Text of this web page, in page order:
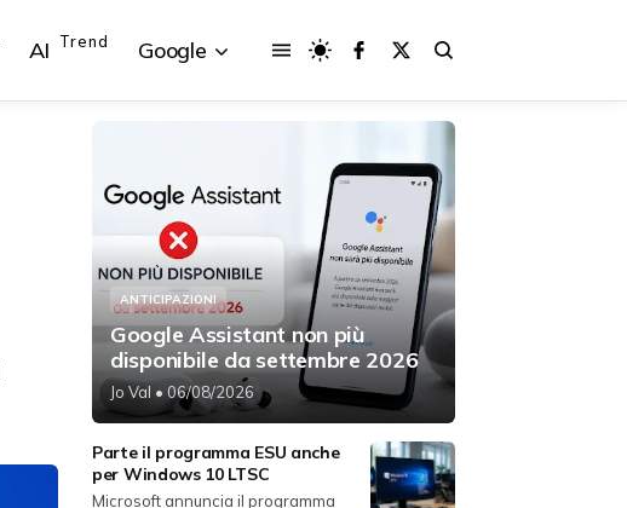
{{POSTS[3].LABEL}}
{{posts[3].title}}
AI Trend Google
{{POSTS[3].LABEL}}
{{posts[3].title}}
ANTICIPAZIONI
Google Assistant non più
disponibile da settembre 2026
Jo Val • 06/08/2026
Parte il programma ESU anche
per Windows 10 LTSC
Microsoft annuncia il programma